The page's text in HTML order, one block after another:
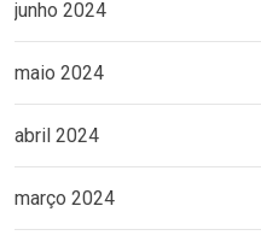
junho 2024
maio 2024
abril 2024
março 2024